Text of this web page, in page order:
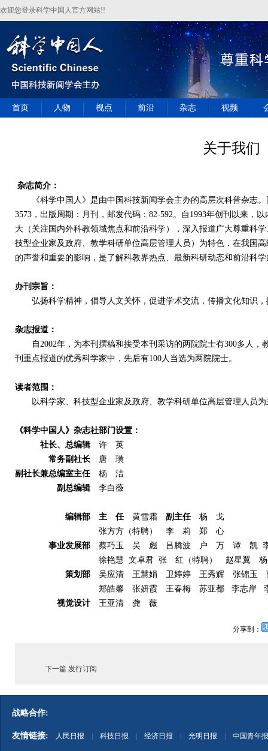
欢迎您登录科学中国人官方网站!!
首页 人物 视点 前沿 杂志 视频
关于我们
杂志简介：
《科学中国人》是由中国科技新闻学会主办的高层次科普杂志
3573，出版周期：月刊，邮发代码：82-592。自1993年创刊以来，
大（关注国内外科教领域焦点和前沿科学），深入报道广大尊重科
技型企业家及政府、教学科研单位高层管理人员）为特色，在我国
的声誉和重要的影响，是了解科教界热点、最新科研动态和前沿科
办刊宗旨：
弘扬科学精神，倡导人文关怀，促进学术交流，传播文化知识
杂志报道：
自2002年，为本刊撰稿和接受本刊采访的两院院士有300多人
刊重点报道的优秀科学家中，先后有100人当选为两院院士。
读者范围：
以科学家、科技型企业家及政府、教学科研单位高层管理人员
《科学中国人》杂志社部门设置：
社长、总编辑 许 英
常务副社长 唐 璜
副社长兼总编室主任 杨 洁
副总编辑 李白薇
编辑部 主 任 黄雪霜 副主任 杨 戈
张方方（特聘） 李 莉 郑 心
事业发展部 蔡巧玉 吴 彪 吕腾波 户 万 谭 凯 李
徐艳慧 文卓君 张 红（特聘） 赵星翼
策划部 吴应清 王慧娟 卫婷婷 王秀辉 张锦玉
郑皓馨 张妍霞 王春梅 苏亚都 李志岸
视觉设计 王亚清 龚 薇
分享到：
下一篇 发行订阅
战略合作:
友情链接: 人民日报 科技日报 经济日报 光明日报 中国青年报